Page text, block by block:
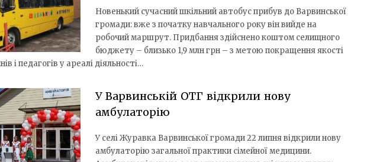
Новенький сучасний шкільний автобус прибув до Варвинської
громади: вже з початку навчального року він вийде на
робочий маршрут. Придбання здійснено коштом селищного
бюджету – близько 1,9 млн грн – з метою покращення якості
і педагогів у ареалі діяльності…
У Варвинській ОТГ відкрили нову
амбулаторію
У селі Журавка Варвинської громади 22 липня відкрили нову
амбулаторію загальної практики сімейної медицини.